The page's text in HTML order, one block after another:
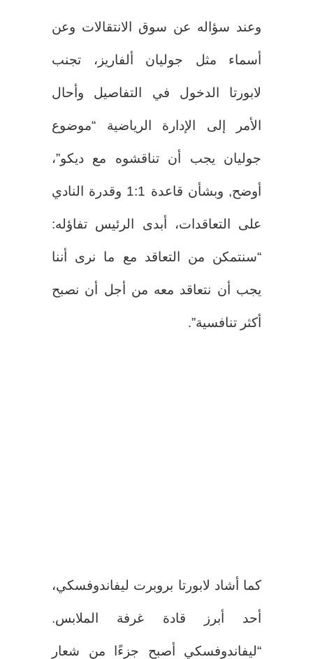
وعند سؤاله عن سوق الانتقالات وعن
أسماء مثل جوليان ألفاريز، تجنب
لابورتا الدخول في التفاصيل وأحال
الأمر إلى الإدارة الرياضية “موضوع
جوليان يجب أن تناقشوه مع ديكو”،
أوضح, وبشأن قاعدة 1:1 وقدرة النادي
على التعاقدات، أبدى الرئيس تفاؤله:
“سنتمكن من التعاقد مع ما نرى أننا
يجب أن نتعاقد معه من أجل أن نصبح
أكثر تنافسية”.
كما أشاد لابورتا بروبرت ليفاندوفسكي،
أحد أبرز قادة غرفة الملابس.
“ليفاندوفسكي أصبح جزءًا من شعار